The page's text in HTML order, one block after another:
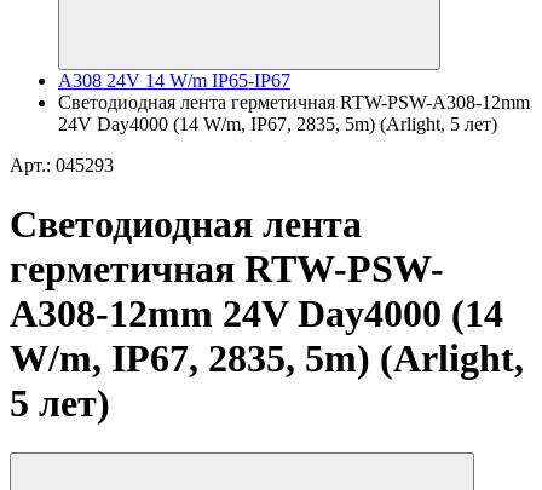
A308 24V 14 W/m IP65-IP67
Светодиодная лента герметичная RTW-PSW-A308-12mm
24V Day4000 (14 W/m, IP67, 2835, 5m) (Arlight, 5 лет)
Арт.: 045293
Светодиодная лента
герметичная RTW-PSW-
A308-12mm 24V Day4000 (14
W/m, IP67, 2835, 5m) (Arlight,
5 лет)